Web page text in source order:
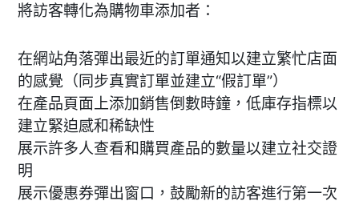
將訪客轉化為購物車添加者：
在網站角落彈出最近的訂單通知以建立繁忙店面
的感覺（同步真實訂單並建立“假訂單”）
在產品頁面上添加銷售倒數時鐘，低庫存指標以
建立緊迫感和稀缺性
展示許多人查看和購買產品的數量以建立社交證
明
展示優惠券彈出窗口，鼓勵新的訪客進行第一次